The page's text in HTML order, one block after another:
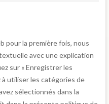
pour la première fois, nous
avec une explication
sur « Enregistrer les
utiliser les catégories de
sélectionnés dans la